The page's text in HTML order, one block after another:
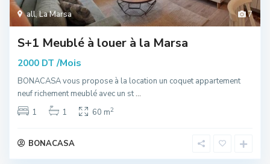
7
all,La Marsa
S+1 Meublé à louer à la Marsa
2000 DT /Mois
BONACASA vous propose à la location un coquet appartement
neuf richement meublé avec un st...
1
1 60 m2
BONACASA